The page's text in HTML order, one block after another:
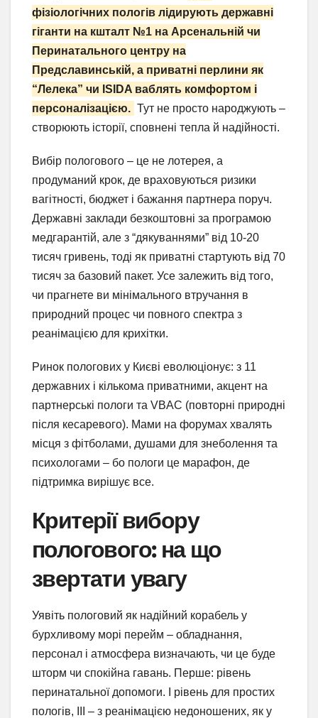
фізіологічних пологів лідирують державні
гіганти на кшталт №1 на Арсенальній чи
Перинатального центру на
Предславинській, а приватні перлини як
“Лелека” чи ISIDA ваблять комфортом і
персоналізацією. Тут не просто народжують –
створюють історії, сповнені тепла й надійності.
Вибір пологового – це не лотерея, а
продуманий крок, де враховуються ризики
вагітності, бюджет і бажання партнера поруч.
Державні заклади безкоштовні за програмою
медгарантій, але з “дякуваннями” від 10-20
тисяч гривень, тоді як приватні стартують від 70
тисяч за базовий пакет. Усе залежить від того,
чи прагнете ви мінімального втручання в
природний процес чи повного спектра з
реанімацією для крихітки.
Ринок пологових у Києві еволюціонує: з 11
державних і кількома приватними, акцент на
партнерські пологи та VBAC (повторні природні
після кесаревого). Мами на форумах хвалять
місця з фітболами, душами для знеболення та
психологами – бо пологи це марафон, де
підтримка вирішує все.
Критерії вибору
пологового: на що
звертати увагу
Уявіть пологовий як надійний корабель у
бурхливому морі перейм – обладнання,
персонал і атмосфера визначають, чи це буде
шторм чи спокійна гавань. Перше: рівень
перинатальної допомоги. I рівень для простих
пологів, III – з реанімацією недоношених, як у